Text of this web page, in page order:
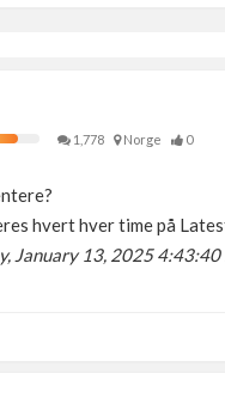
1,778 Norge 0
hvert hver time på
January 13, 2025 4:43:40